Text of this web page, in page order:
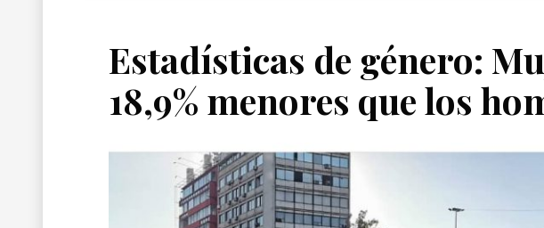
Estadísticas de género:
18,9% menores que los